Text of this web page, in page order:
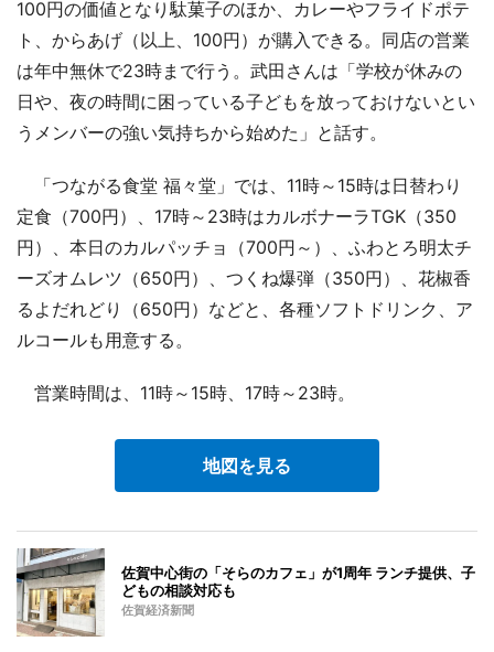
100円の価値となり駄菓子のほか、カレーやフライドポテ
ト、からあげ（以上、100円）が購入できる。同店の営業
は年中無休で23時まで行う。武田さんは「学校が休みの
日や、夜の時間に困っている子どもを放っておけないとい
うメンバーの強い気持ちから始めた」と話す。
「つながる食堂 福々堂」では、11時～15時は日替わり
定食（700円）、17時～23時はカルボナーラTGK（350
円）、本日のカルパッチョ（700円～）、ふわとろ明太チ
ーズオムレツ（650円）、つくね爆弾（350円）、花椒香
るよだれどり（650円）などと、各種ソフトドリンク、ア
ルコールも用意する。
営業時間は、11時～15時、17時～23時。
地図を見る
佐賀中心街の「そらのカフェ」が1周年 ランチ提供、子
どもの相談対応も
佐賀経済新聞